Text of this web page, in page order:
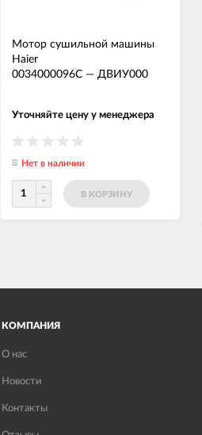
Мотор сушильной машины
Haier
0034000096C — ДВИУ000
Уточняйте цену у менеджера
Нет в наличии
В КОРЗИНУ
КОМПАНИЯ
О нас
Новости
Контакты